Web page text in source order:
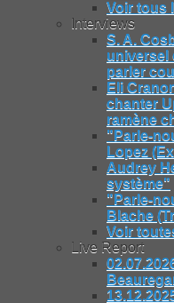
Voir tous
Interviews
S. A.
universel
parler
Eli
chanter
ramène
"Parle-
Lopez
Audrey
système"
"Parle-
Blache
Voir
Live Report